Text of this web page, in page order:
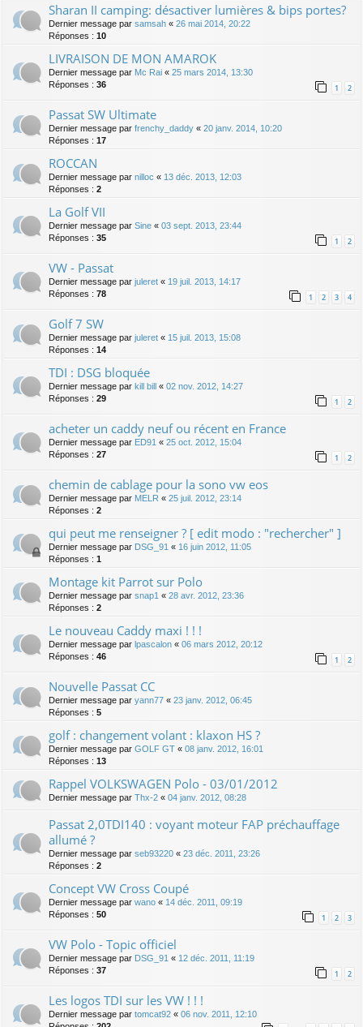
Sharan II camping: désactiver lumières & bips portes?
Dernier message par samsah « 26 mai 2014, 20:22
Réponses : 10
LIVRAISON DE MON AMAROK
Dernier message par Mc Rai « 25 mars 2014, 13:30
Réponses : 36 1 2
Passat SW Ultimate
Dernier message par frenchy_daddy « 20 janv. 2014, 10:20
Réponses : 17
ROCCAN
Dernier message par nilloc « 13 déc. 2013, 12:03
Réponses : 2
La Golf VII
Dernier message par Sine « 03 sept. 2013, 23:44
Réponses : 35 1 2
VW - Passat
Dernier message par juleret « 19 juil. 2013, 14:17
Réponses : 78 1 2 3 4
Golf 7 SW
Dernier message par juleret « 15 juil. 2013, 15:08
Réponses : 14
TDI : DSG bloquée
Dernier message par kill bill « 02 nov. 2012, 14:27
Réponses : 29 1 2
acheter un caddy neuf ou récent en France
Dernier message par ED91 « 25 oct. 2012, 15:04
Réponses : 27 1 2
chemin de cablage pour la sono vw eos
Dernier message par MELR « 25 juil. 2012, 23:14
Réponses : 2
qui peut me renseigner ? [ edit modo : "rechercher" ]
Dernier message par DSG_91 « 16 juin 2012, 11:05
Réponses : 1
Montage kit Parrot sur Polo
Dernier message par snap1 « 28 avr. 2012, 23:36
Réponses : 2
Le nouveau Caddy maxi ! ! !
Dernier message par lpascalon « 06 mars 2012, 20:12
Réponses : 46 1 2
Nouvelle Passat CC
Dernier message par yann77 « 23 janv. 2012, 06:45
Réponses : 5
golf : changement volant : klaxon HS ?
Dernier message par GOLF GT « 08 janv. 2012, 16:01
Réponses : 13
Rappel VOLKSWAGEN Polo - 03/01/2012
Dernier message par Thx-2 « 04 janv. 2012, 08:28
Passat 2,0TDI140 : voyant moteur FAP préchauffage
allumé ?
Dernier message par seb93220 « 23 déc. 2011, 23:26
Réponses : 2
Concept VW Cross Coupé
Dernier message par wano « 14 déc. 2011, 09:19
Réponses : 50 1 2 3
VW Polo - Topic officiel
Dernier message par DSG_91 « 12 déc. 2011, 11:19
Réponses : 37 1 2
Les logos TDI sur les VW ! ! !
Dernier message par tomcat92 « 06 nov. 2011, 12:10